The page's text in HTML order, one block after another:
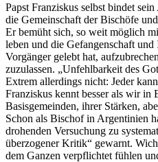
Papst Franziskus selbst bindet
die Gemeinschaft der Bischöfe
Er bemüht sich, so weit möglich
leben und die Gefangenschaft
Vorgänger gelebt hat,
zuzulassen. „Unfehlbarkeit des
Extrem allerdings nicht: Jeder
Franziskus kennt besser als wir in
Basisgemeinden, ihrer Stärken,
Schon als Bischof in Argentinien
drohenden Versuchung zu
überzogener Kritik“ gewarnt.
dem Ganzen verpflichtet fühlen